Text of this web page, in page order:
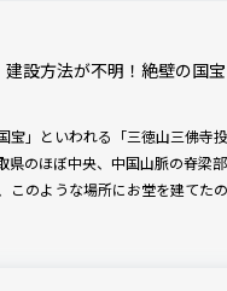
建設方法が不明！絶壁の国
宝」といわれる「三徳山三佛寺
のほぼ中央、中国山脈の脊梁部
このような場所にお堂を建てた